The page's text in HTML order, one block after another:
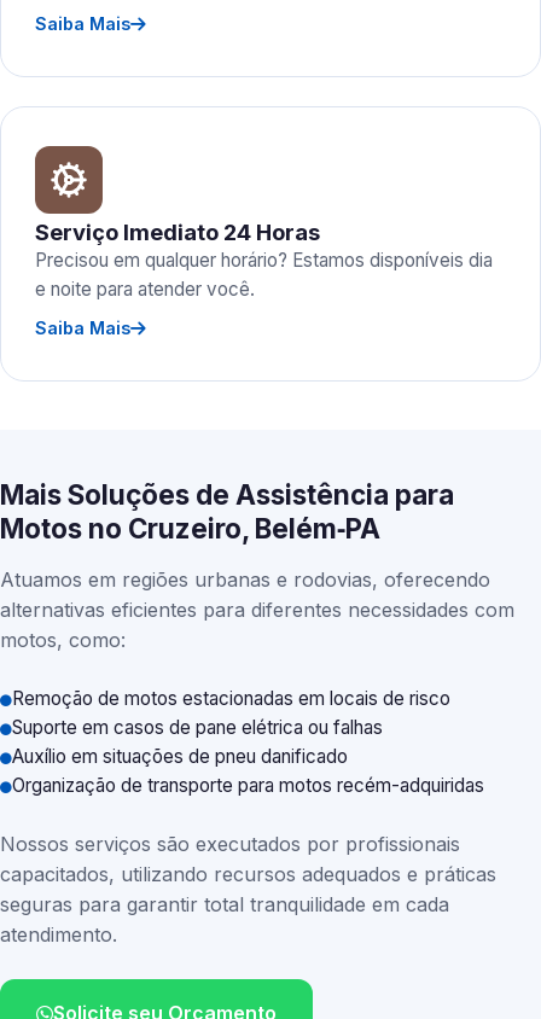
Saiba Mais
Serviço Imediato 24 Horas
Precisou em qualquer horário? Estamos disponíveis dia
e noite para atender você.
Saiba Mais
Mais Soluções de Assistência para
Motos no Cruzeiro, Belém‑PA
Atuamos em regiões urbanas e rodovias, oferecendo
alternativas eficientes para diferentes necessidades com
motos, como:
Remoção de motos estacionadas em locais de risco
Suporte em casos de pane elétrica ou falhas
Auxílio em situações de pneu danificado
Organização de transporte para motos recém-adquiridas
Nossos serviços são executados por profissionais
capacitados, utilizando recursos adequados e práticas
seguras para garantir total tranquilidade em cada
atendimento.
Solicite seu Orçamento